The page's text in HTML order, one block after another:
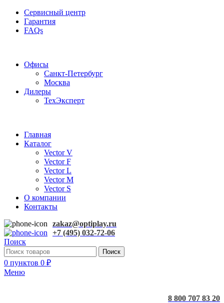
Сервисный центр
Гарантия
FAQs
Офисы
Санкт-Петербург
Москва
Дилеры
ТехЭксперт
Главная
Каталог
Vector V
Vector F
Vector L
Vector M
Vector S
О компании
Контакты
zakaz@optiplay.ru
+7 (495) 032-72-06
Поиск
Поиск
0 пунктов 0 ₽
Меню
8 800 707 83 20